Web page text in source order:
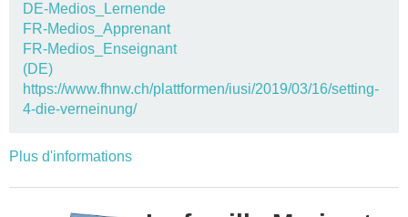
DE-Medios_Lernende
FR-Medios_Apprenant
FR-Medios_Enseignant
(DE)
https://www.fhnw.ch/plattformen/iusi/2019/03/16/setting-
4-die-verneinung/
Plus d'informations